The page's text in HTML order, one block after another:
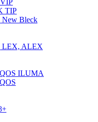
TIP
New Bleck
LEX, ALEX
ILUMA